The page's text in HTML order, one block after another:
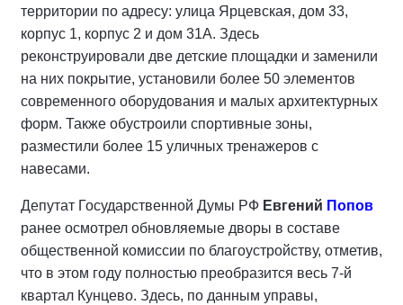
территории по адресу: улица Ярцевская, дом 33,
корпус 1, корпус 2 и дом 31А. Здесь
реконструировали две детские площадки и заменили
на них покрытие, установили более 50 элементов
современного оборудования и малых архитектурных
форм. Также обустроили спортивные зоны,
разместили более 15 уличных тренажеров с
навесами.
Депутат Государственной Думы РФ Евгений Попов
ранее осмотрел обновляемые дворы в составе
общественной комиссии по благоустройству, отметив,
что в этом году полностью преобразится весь 7-й
квартал Кунцево. Здесь, по данным управы,